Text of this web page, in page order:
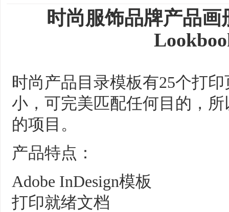
时尚服饰品牌产品画
时尚产品目录模板有25个打
小，可完美匹配任何目的，
的项目。
产品特点：
Adobe InDesign模板
打印就绪文档